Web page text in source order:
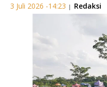
3 Juli 2026 -14:23 | Redaksi